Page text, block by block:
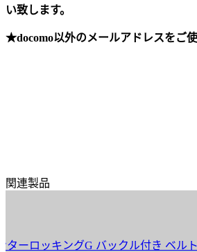
い致します。
★docomo以外のメールアドレスをご
関連製品
ッキングG バックル付き ベルト